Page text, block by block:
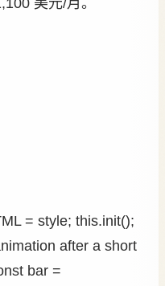
= style; this.init();
after a short
bar =